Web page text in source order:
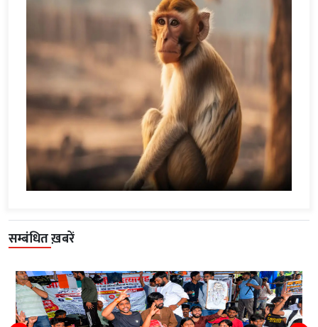
सम्बंधित ख़बरें